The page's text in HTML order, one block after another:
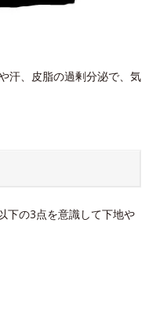
汗、皮脂の過剰分泌で、気
下の3点を意識して下地や